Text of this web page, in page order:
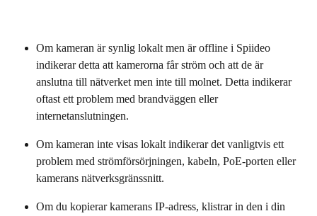
Om kameran är synlig lokalt men är offline i Spiideo
indikerar detta att kamerorna får ström och att de är
anslutna till nätverket men inte till molnet. Detta indikerar
oftast ett problem med brandväggen eller
internetanslutningen.
Om kameran inte visas lokalt indikerar det vanligtvis ett
problem med strömförsörjningen, kabeln, PoE-porten eller
kamerans nätverksgränssnitt.
Om du kopierar kamerans IP-adress, klistrar in den i din